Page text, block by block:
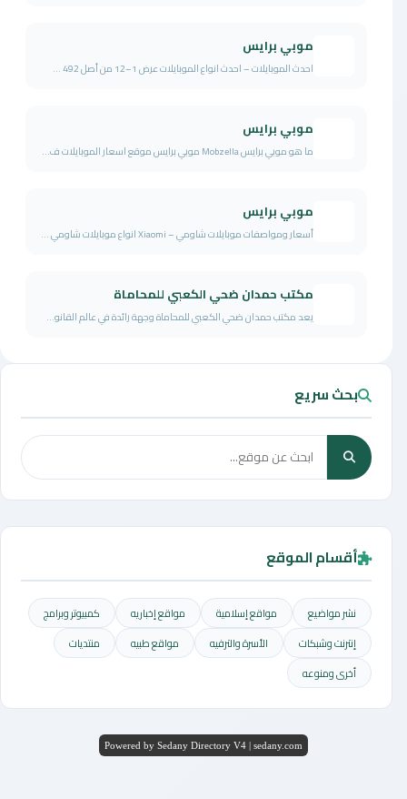
موبي برايس
احدث الموبايلات – احدث انواع الموبايلات عرض 1–12 من أصل 492 ...
موبي برايس
ما هو موبي برايس Mobzella موبي برايس موقع اسعار الموبايلات ف...
موبي برايس
أسعار ومواصفات موبايلات شاومي – Xiaomi انواع موبايلات شاومي ...
مكتب حمدان ضحي الكعبي للمحاماة
يعد مكتب حمدان ضحي الكعبي للمحاماة وجهة رائدة في عالم القانو...
بحث سريع
أقسام الموقع
نشر مواضيع مواقع إسلامية مواقع إخباريه
كمبيوتر وبرامج
إنترنت وشبكات
الأسرة والترفيه مواقع طبيه
منتديات
أخرى ومنوعه
Powered by Sedany Directory V4 | sedany.com